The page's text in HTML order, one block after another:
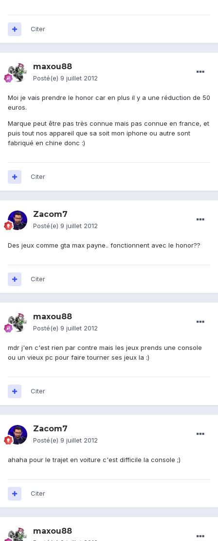
Citer
maxou88
Posté(e) 9 juillet 2012
Moi je vais prendre le honor car en plus il y a une réduction de 50
euros.
Marque peut être pas très connue mais pas connue en france, et
puis tout nos appareil que sa soit mon iphone ou autre sont
fabriqué en chine donc :)
Citer
Zacom7
Posté(e) 9 juillet 2012
Des jeux comme gta max payne.. fonctionnent avec le honor??
Citer
maxou88
Posté(e) 9 juillet 2012
mdr j'en c'est rien par contre mais les jeux prends une console
ou un vieux pc pour faire tourner ses jeux la :)
Citer
Zacom7
Posté(e) 9 juillet 2012
ahaha pour le trajet en voiture c'est difficile la console ;)
Citer
maxou88